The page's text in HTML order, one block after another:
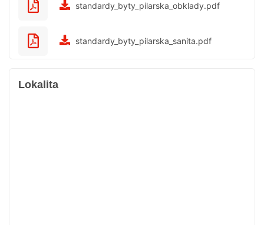
standardy_byty_pilarska_obklady.pdf
standardy_byty_pilarska_sanita.pdf
Lokalita